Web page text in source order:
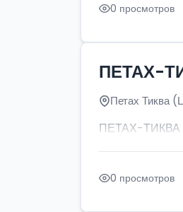
0 просмотров
ПЕТАХ-
Петах Тиква
ПЕТАХ-ТИКВА
0 просмотров